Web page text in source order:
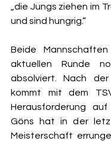
„die Jungs ziehen im
und sind hungrig.“
Beide
aktuellen Runde
absolviert. Nach
kommt mit dem
Herausforderung
Göns hat in der
Meisterschaft